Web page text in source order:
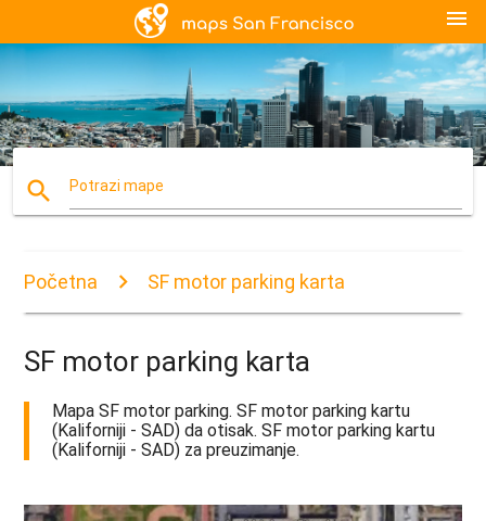
menu
search Potrazi mape
Početna SF motor parking karta
SF motor parking karta
Mapa SF motor parking. SF motor parking kartu
(Kaliforniji - SAD) da otisak. SF motor parking kartu
(Kaliforniji - SAD) za preuzimanje.